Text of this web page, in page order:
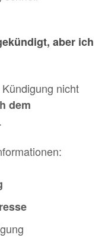
aber ich
nicht
dem